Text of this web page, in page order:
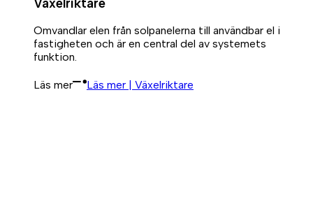
Omvandlar elen från solpanelerna till användbar el i
fastigheten och är en central del av systemets
funktion.
Läs mer Läs mer | Växelriktare